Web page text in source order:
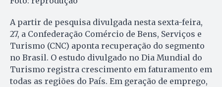
A partir de pesquisa divulgada nesta sexta-feira,
27, a Confederação Comércio de Bens, Serviços e
Turismo (CNC) aponta recuperação do segmento
no Brasil. O estudo divulgado no Dia Mundial do
Turismo registra crescimento em faturamento em
todas as regiões do País. Em geração de emprego,